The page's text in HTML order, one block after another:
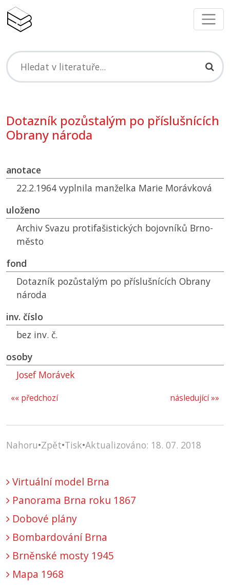
Dotazník pozůstalým po příslušnících
Obrany národa
anotace
22.2.1964 vyplnila manželka Marie Morávková
uloženo
Archiv Svazu protifašistických bojovníků Brno-
město
fond
Dotazník pozůstalým po příslušnících Obrany
národa
inv. číslo
bez inv. č.
osoby
Josef Morávek
následující »»
«« předchozí
Nahoru•Zpět•Tisk•Aktualizováno: 18. 07. 2018
Virtuální model Brna
Panorama Brna roku 1867
Dobové plány
Bombardování Brna
Brněnské mosty 1945
Mapa 1968